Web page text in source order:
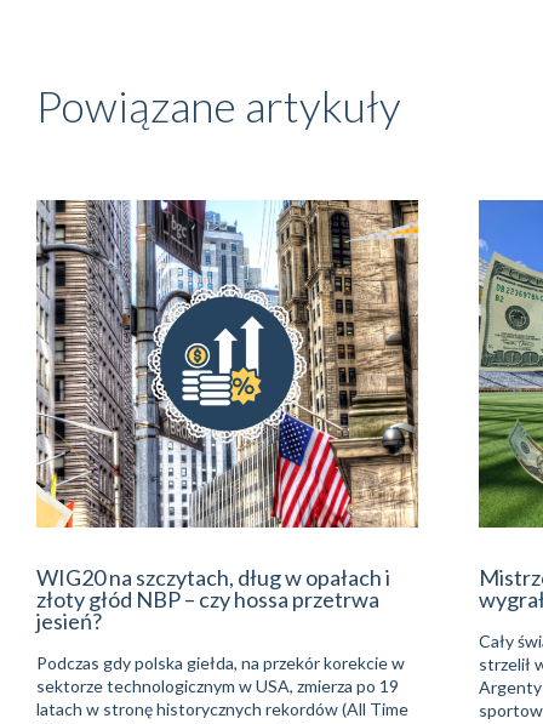
Powiązane artykuły
WIG20 na szczytach, dług w opałach i
złoty głód NBP – czy hossa przetrwa
jesień?
Podczas gdy polska giełda, na przekór korekcie w
sektorze technologicznym w USA, zmierza po 19
latach w stronę historycznych rekordów (All Time
Cały
strzelił